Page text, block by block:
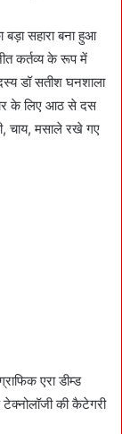
बड़ा सहारा बना हुआ
कर्तव्य के रूप में
डॉ सतीश घनशाला
के लिए आठ से दस
चाय, मसाले रखे गए
एरा डीम्ड
की कैटेगरी